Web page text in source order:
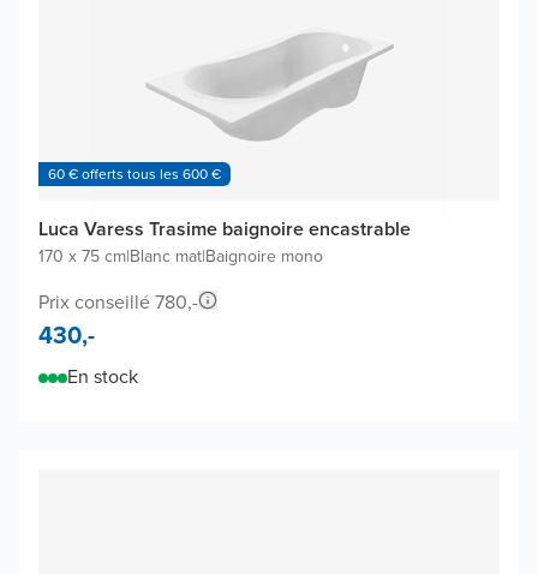
60 € offerts tous les 600 €
Luca Varess Trasime baignoire encastrable
170 x 75 cm|Blanc mat|Baignoire mono
Prix conseillé 780,-
430,-
En stock